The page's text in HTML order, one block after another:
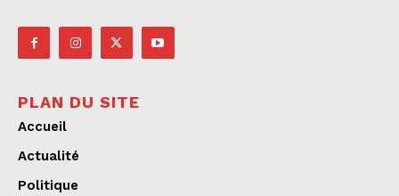
PLAN DU SITE
Accueil
Actualité
Politique